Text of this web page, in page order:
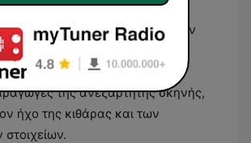
τις συμβατικές mainstream
ακροατές μπορούν να περιμένουν
από κλασικά εναλλακτικά
δεκαετιών έως και
της ανεξάρτητης σκηνής,
ήχο της κιθάρας και των